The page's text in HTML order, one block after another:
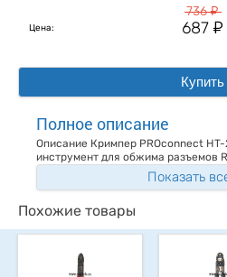
Цена:
736у
687у
Купить
Полное описание
Описание Кримпер PROconnect
инструмент для обжима разъемов
Показать
Похожие товары